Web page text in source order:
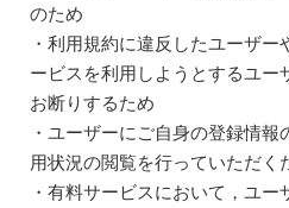
のため
・利用規約に違反したユーザ
ービスを利用しようとするユー
お断りするため
・ユーザーにご自身の登録情
用状況の閲覧を行っていただく
・有料サービスにおいて，ユ